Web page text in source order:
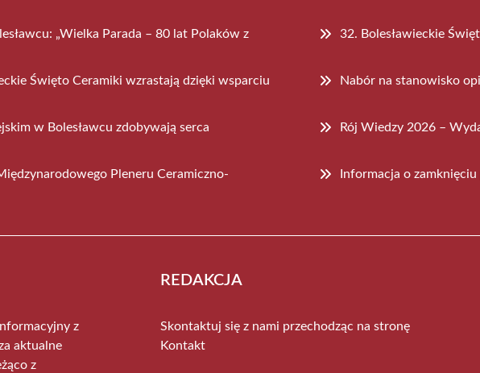
„Wielka Parada – 80 lat Polaków z
32. Bolesławieckie
Święto Ceramiki wzrastają dzięki wsparciu
Nabór na stanowisko
w Bolesławcu zdobywają serca
Rój Wiedzy 2026 –
Pleneru Ceramiczno-
Informacja o
z
aktualne
z
REDAKCJA
Skontaktuj się z nami przechodząc na stronę
Kontakt